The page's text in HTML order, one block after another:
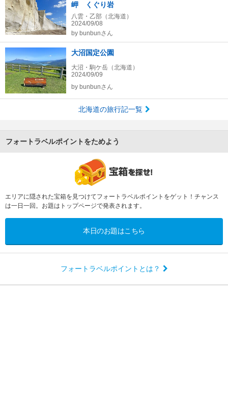
岬 くぐり岩
八雲・乙部（北海道）
2024/09/08
by bunbunさん
大沼国定公園
大沼・駒ケ岳（北海道）
2024/09/09
by bunbunさん
北海道の旅行記一覧
フォートラベルポイントをためよう
エリアに隠された宝箱を見つけてフォートラベルポイントをゲット！チャンス
は一日一回。お題はトップページで発表されます。
本日のお題はこちら
フォートラベルポイントとは？